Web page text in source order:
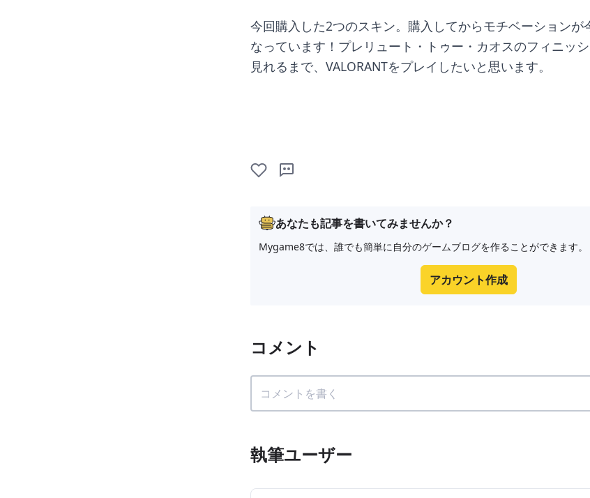
今回購入した2つのスキン。購入してからモチベーションが
なっています！プレリュート・トゥー・カオスのフィニッ
見れるまで、VALORANTをプレイしたいと思います。
あなたも記事を書いてみませんか？
Mygame8では、誰でも簡単に自分のゲームブログを作ることができます。
アカウント作成
コメント
執筆ユーザー